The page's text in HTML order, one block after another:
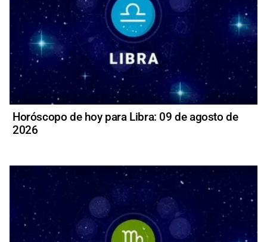
Horóscopo de hoy para Libra: 09 de agosto de
2026